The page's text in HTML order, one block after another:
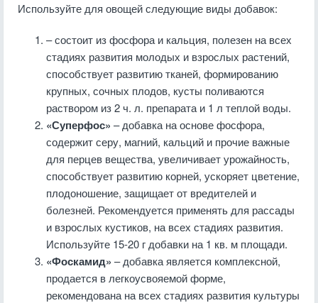
Используйте для овощей следующие виды добавок:
– состоит из фосфора и кальция, полезен на всех
стадиях развития молодых и взрослых растений,
способствует развитию тканей, формированию
крупных, сочных плодов, кусты поливаются
раствором из 2 ч. л. препарата и 1 л теплой воды.
«Суперфос» – добавка на основе фосфора,
содержит серу, магний, кальций и прочие важные
для перцев вещества, увеличивает урожайность,
способствует развитию корней, ускоряет цветение,
плодоношение, защищает от вредителей и
болезней. Рекомендуется применять для рассады
и взрослых кустиков, на всех стадиях развития.
Используйте 15-20 г добавки на 1 кв. м площади.
«Фоскамид» – добавка является комплексной,
продается в легкоусвояемой форме,
рекомендована на всех стадиях развития культуры